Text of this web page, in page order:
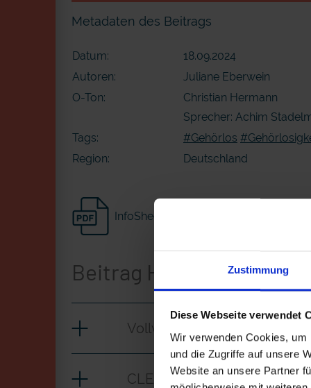
Zustimmung
Diese Webseite verwendet
Wir verwenden Cookies,
und die Zugriffe auf unsere
Website an unsere Partner
Metadaten des Beitrags
Datum:
18.09.2024
Autoren:
Juliane Eberwein
O-Ton:
Christian Hermann
Sprecher: Achim
Tags:
#Gehörlos
Region:
Deutschland
InfoSheet
Beitrag Herunterladen
Vollversion
CLEAN_Vorurteil-